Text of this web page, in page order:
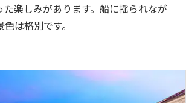
た楽しみがあります。船に揺られなが
は格別です。